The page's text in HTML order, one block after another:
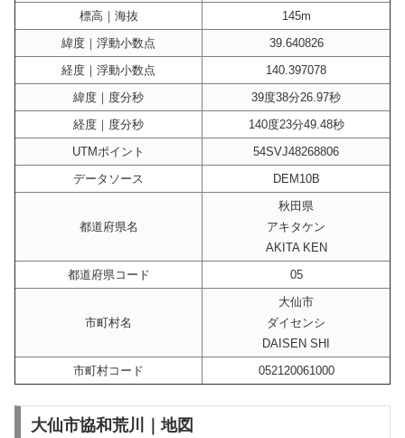
標高｜海抜
145m
緯度｜浮動小数点
39.640826
経度｜浮動小数点
140.397078
緯度｜度分秒
39度38分26.97秒
経度｜度分秒
140度23分49.48秒
UTMポイント
54SVJ48268806
データソース
DEM10B
都道府県名
秋田県
アキタケン
AKITA KEN
都道府県コード
05
市町村名
大仙市
ダイセンシ
DAISEN SHI
市町村コード
052120061000
大仙市協和荒川｜地図